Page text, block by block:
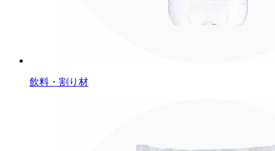
飲料・割り材